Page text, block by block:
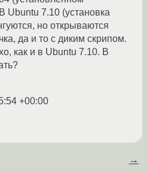
Ubuntu 7.10 (установка
но открываются
да и то с диким скрипом.
как и в Ubuntu 7.10. В
+00:00
→